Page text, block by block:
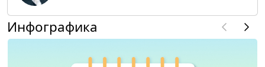
Инфографика